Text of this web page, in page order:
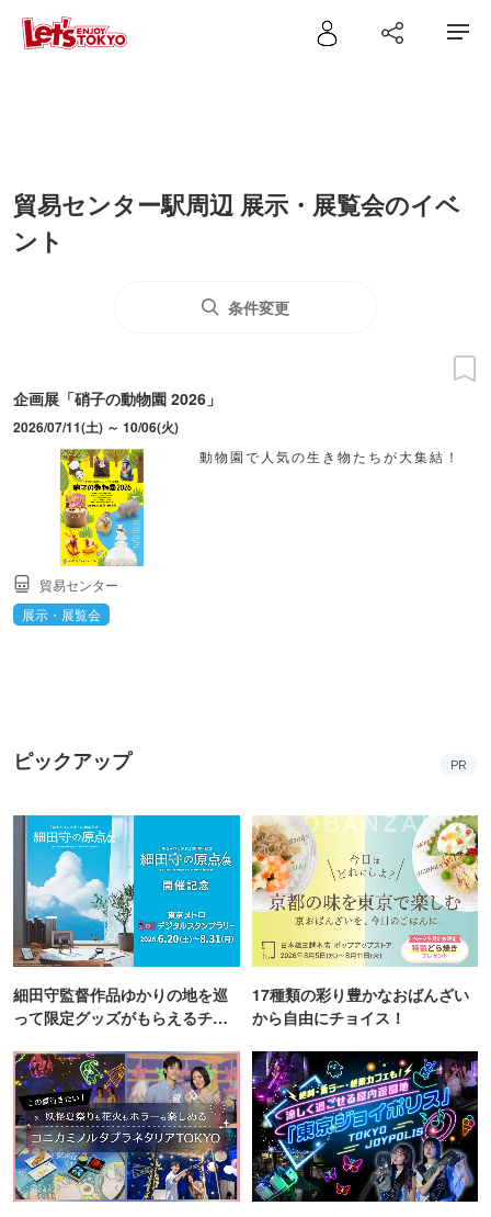
貿易センター駅周辺 展示・展覧会のイベ
ント
条件変更
企画展「硝子の動物園 2026」
2026/07/11(土) ～ 10/06(火)
動物園で人気の生き物たちが大集結！
貿易センター
展示・展覧会
ピックアップ PR
細田守監督作品ゆかりの地を巡
って限定グッズがもらえるチャ
17種類の彩り豊かなおばんざい
から自由にチョイス！